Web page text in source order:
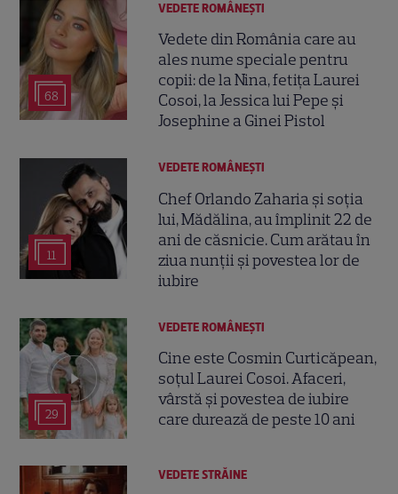
68
VEDETE ROMÂNEŞTI
Vedete din România care au
ales nume speciale pentru
copii: de la Nina, fetița Laurei
Cosoi, la Jessica lui Pepe și
Josephine a Ginei Pistol
11
VEDETE ROMÂNEŞTI
Chef Orlando Zaharia și soția
lui, Mădălina, au împlinit 22 de
ani de căsnicie. Cum arătau în
ziua nunții și povestea lor de
iubire
29
VEDETE ROMÂNEŞTI
Cine este Cosmin Curticăpean,
soțul Laurei Cosoi. Afaceri,
vârstă și povestea de iubire
care durează de peste 10 ani
VEDETE STRĂINE